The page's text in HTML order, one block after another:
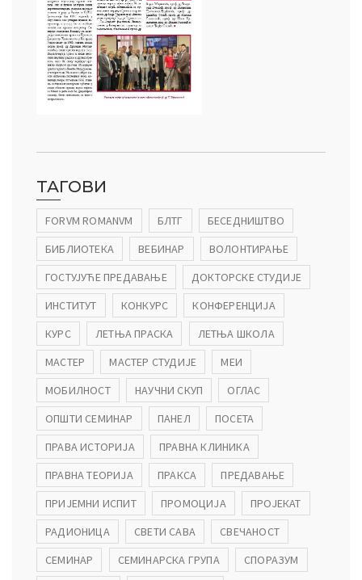
ТАГОВИ
FORVM ROMANVM БЛТГ
БЕСЕДНИШТВО
БИБЛИОТЕКА
ВЕБИНАР
ВОЛОНТИРАЊЕ
ГОСТУЈУЋЕ ПРЕДАВАЊЕ
ДОКТОРСКЕ СТУДИЈЕ
ИНСТИТУТ
КОНКУРС
КОНФЕРЕНЦИЈА
КУРС
ЛЕТЊА ПРАСКА
ЛЕТЊА ШКОЛА
МАСТЕР
МАСТЕР СТУДИЈЕ
МЕИ
МОБИЛНОСТ
НАУЧНИ СКУП
ОГЛАС
ОПШТИ СЕМИНАР
ПАНЕЛ
ПОСЕТА
ПРАВА ИСТОРИЈА
ПРАВНА КЛИНИКА
ПРАВНА ТЕОРИЈА
ПРАКСА
ПРЕДАВАЊЕ
ПРИЈЕМНИ ИСПИТ
ПРОМОЦИЈА
ПРОЈЕКАТ
РАДИОНИЦА
СВЕТИ САВА
СВЕЧАНОСТ
СЕМИНАР
СЕМИНАРСКА ГРУПА
СПОРАЗУМ